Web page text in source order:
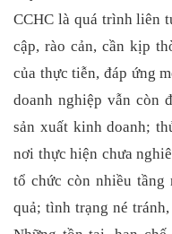
CCHC là quá trình liên
cập, rào cản, cần kịp
của thực tiễn, đáp ứng
doanh nghiệp vẫn còn
sản xuất kinh doanh;
nơi thực hiện chưa
tổ chức còn nhiều tầng
quả; tình trạng né